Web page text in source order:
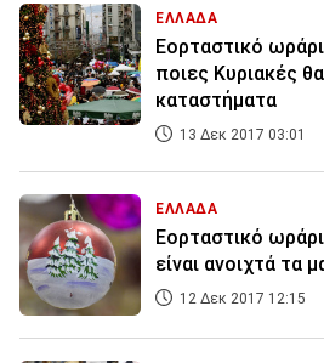
ΕΛΛΑΔΑ
Εορταστικό
ποιες Κυριακές
καταστήματα
13 Δεκ 2017 03:01
ΕΛΛΑΔΑ
Εορταστικό
είναι ανοιχτά τα
12 Δεκ 2017 12:15